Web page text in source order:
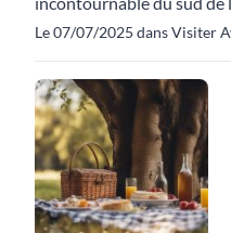
Le 07/07/2025 dans Visiter